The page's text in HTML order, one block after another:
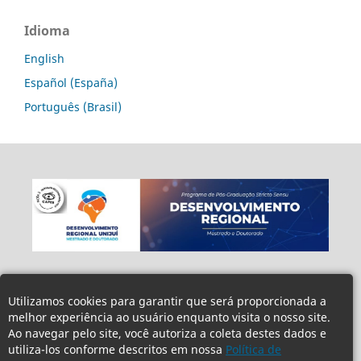
Utilizamos cookies para garantir que será proporcionada a
melhor experiência ao usuário enquanto visita o nosso site.
Ao navegar pelo site, você autoriza a coleta destes dados e
utiliza-los conforme descritos em nossa Política de
Idioma
English
Español (España)
Português (Brasil)